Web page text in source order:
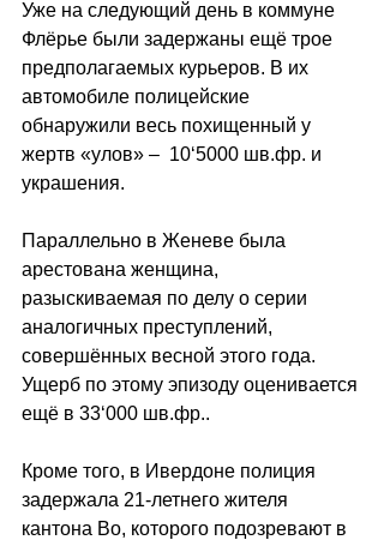
Уже на следующий день в коммуне
Флёрье были задержаны ещё трое
предполагаемых курьеров. В их
автомобиле полицейские
обнаружили весь похищенный у
жертв «улов» – 10‘5000 шв.фр. и
украшения.
Параллельно в Женеве была
арестована женщина,
разыскиваемая по делу о серии
аналогичных преступлений,
совершённых весной этого года.
Ущерб по этому эпизоду оценивается
ещё в 33‘000 шв.фр..
Кроме того, в Ивердоне полиция
задержала 21-летнего жителя
кантона Во, которого подозревают в